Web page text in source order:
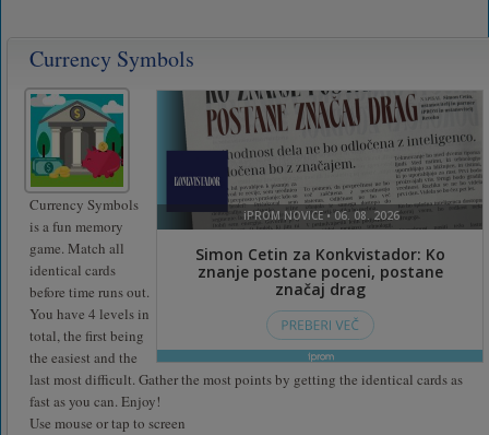
Currency Symbols
Currency Symbols
is a fun memory
game. Match all
identical cards
before time runs out.
You have 4 levels in
total, the first being
the easiest and the
last most difficult. Gather the most points by getting the identical cards as
fast as you can. Enjoy!
Use mouse or tap to screen